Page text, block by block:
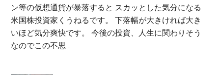
ン等の仮想通貨が暴落すると スカッとした気分になる
米国株投資家くうねるです。 下落幅が大きければ大き
いほど気分爽快です。 今後の投資、人生に関わりそう
なのでこの不思…